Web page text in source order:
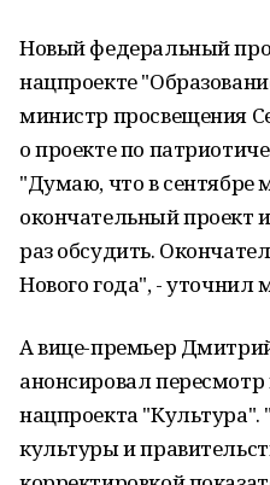
Новый федеральный
нацпроекте
министр просвещения
о проекте по
"Думаю, что в сентябре
окончательный проект
раз обсудить.
Нового года", - уточнил
А вице-премьер
анонсировал
нацпроекта "Культура".
культуры и